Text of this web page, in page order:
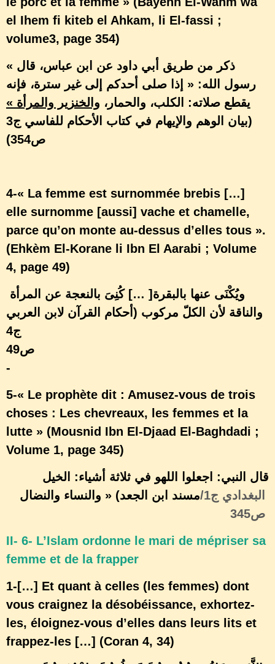
el Ihem fi kiteb el Ahkam, li El-fassi ;
volume3, page 354)
« ذكر من طريق أبي داود عن ابن عباس، قال
رسول الله: « إذا صلى أحدكم إلى غير سترة، فإنه
يقطع صلاته: الكلب، والحمار، والخنزير والمرأة »
(بيان الوهم والإيهام في كتاب الأحكام للفاسي ج3
4-« La femme est surnommée brebis […]
elle surnomme [aussi] vache et chamelle,
parce qu’on monte au-dessus d’elles tous ».
(Ehkèm El-Korane li Ibn El Aarabi ; Volume
4, page 49)
كُنِىَ بالنعجة عن المرأة[… ]ويُكْنَى عنها بالبقرة
والناقة لأن الكلّ مركوب (أحكام القرآن لابن العربي
ج4
ص49
-
5-« Le prophète dit : Amusez-vous de trois
choses : Les chevreaux, les femmes et la
lutte » (Mousnid Ibn El-Djaad El-Baghdadi ;
Volume 1, page 345)
قال النبي: اجعلوا اللهو في ثلاثة أشياء: الخيل
والنساء والنضال » (مسند ابن الجعدالبغدادي ج1/
ص345
II- 6- L’Islam ordonne le mari de mépriser sa
femme et de la frapper
1-[…] Et quant à celles (les femmes) dont
vous craignez la désobéissance, exhortez-
les, éloignez-vous d’elles dans leurs lits et
frappez-les […] (Coran 4, 34)